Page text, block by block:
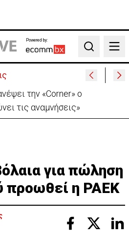
Powered by:
Search
για απόπειρα φόνου-
53χρονο
για πώληση
προωθεί η ΡΑΕΚ